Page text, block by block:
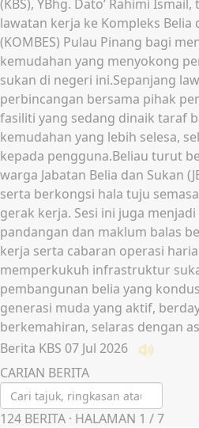
(KBS), YBhg. Dato’ Rahimi
lawatan kerja ke Kompleks Belia
(KOMBES) Pulau Pinang bagi
kemudahan yang menyokong
sukan di negeri ini.Sepanjang
perbincangan bersama pihak
fasiliti yang sedang dinaik taraf
kemudahan yang lebih selesa,
kepada pengguna.Beliau turut
warga Jabatan Belia dan Sukan
serta berkongsi hala tuju
gerak kerja. Sesi ini juga
pandangan dan maklum balas
kerja serta cabaran operasi
memperkukuh infrastruktur
pembangunan belia yang
generasi muda yang aktif,
berkemahiran, selaras dengan
Berita KBS 07 Jul 2026
Dengar
CARIAN BERITA
124 BERITA · HALAMAN 1 /7